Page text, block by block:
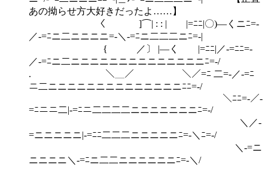
あの拗らせ方大好きだったよ……】
〈 ]⌒| : : | |=ﾆﾆ|〇)―くニﾆ=‐
／‐=ﾆニ二ニニニニ=‐＼‐=ﾆニ二二二ニﾆ=‐|
{ ／〕 |―く |=ﾆﾆ|／‐=ﾆﾆ=‐
／‐=ﾆニ二ニニニニニニニニニニニニニニﾆ=‐/
. ＼＿／￣ ￣＼／=ﾆ 二=‐／‐=ﾆ
ニ二ニニニニニニニニニニニニニニﾆﾆ=‐/
＼ﾆﾆ=‐／‐
=ﾆニニ二|‐=ﾆニ二二二二ニニニニニニニﾆ=‐/
＼／‐
=ニニニニニ|‐=ﾆﾆ二二二ニニニニニﾆ=‐＼ﾆ=‐/
＼‐=ニ
ニニニニ＼‐=ﾆニ二二ニニニニニニﾆ=‐＼/